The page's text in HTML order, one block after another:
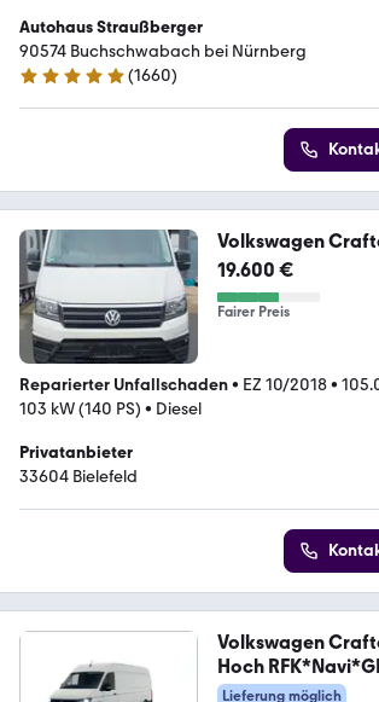
Autohaus Straußberger
90574 Buchschwabach bei Nürnberg
4.9 Sterne
(1660)
Volkswagen
19.600 €
Fairer Preis
Reparierter Unfallschaden• EZ 10/2018•
103 kW (140 PS) • Diesel
Privatanbieter
33604 Bielefeld
Volkswagen
Hoch
Lieferung möglich